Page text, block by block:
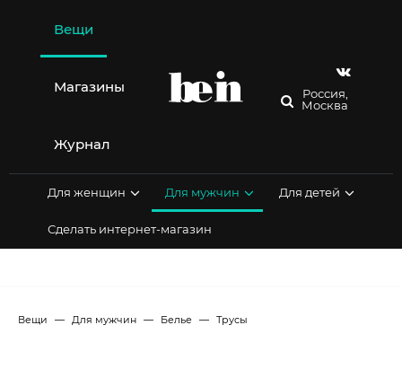
содержимому
Вещи
Магазины
Журнал
Россия,
Москва
Для женщин Для мужчин Для детей
Сделать интернет-магазин
Вещи Для мужчин Белье Трусы